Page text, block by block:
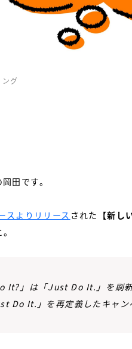
ング
田です。
スよりリリース された 【新
It?」は「Just Do It.」を刷
Do It.」を再定義したキャン